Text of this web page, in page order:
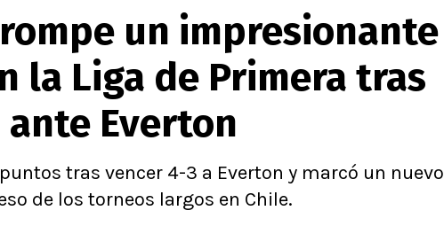
un impresionante
la Liga de Primera tras
Everton
tras vencer 4-3 a Everton y marcó un nuevo
de los torneos largos en Chile.